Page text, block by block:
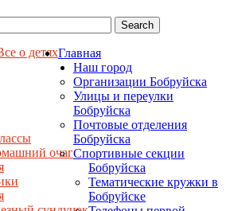
о детях
очаг
Главная
Наш город
Организации Бобруйска
Улицы и переулки
Бобруйска
Почтовые отделения
Бобруйска
Спортивные секции
Бобруйска
Тематические кружки в
Бобруйске